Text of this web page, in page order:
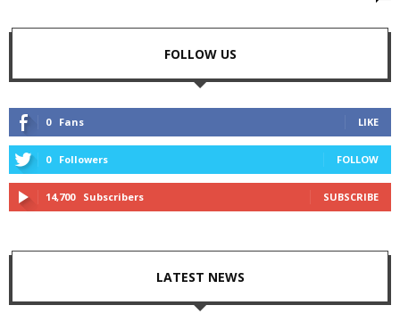
FOLLOW US
0 Fans LIKE
0 Followers FOLLOW
14,700 Subscribers SUBSCRIBE
LATEST NEWS